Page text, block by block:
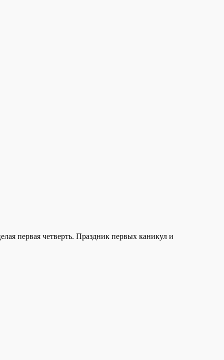
первая четверть. Праздник первых каникул и